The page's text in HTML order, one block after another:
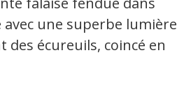
une superbe lumière
écureuils, coincé en